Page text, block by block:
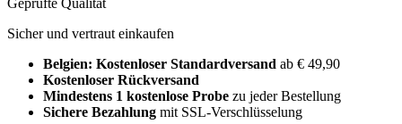
Geprüfte Qualität
Sicher und vertraut einkaufen
Belgien: Kostenloser Standardversand ab € 49,90
Kostenloser Rückversand
Mindestens 1 kostenlose Probe zu jeder Bestellung
Sichere Bezahlung mit SSL-Verschlüsselung